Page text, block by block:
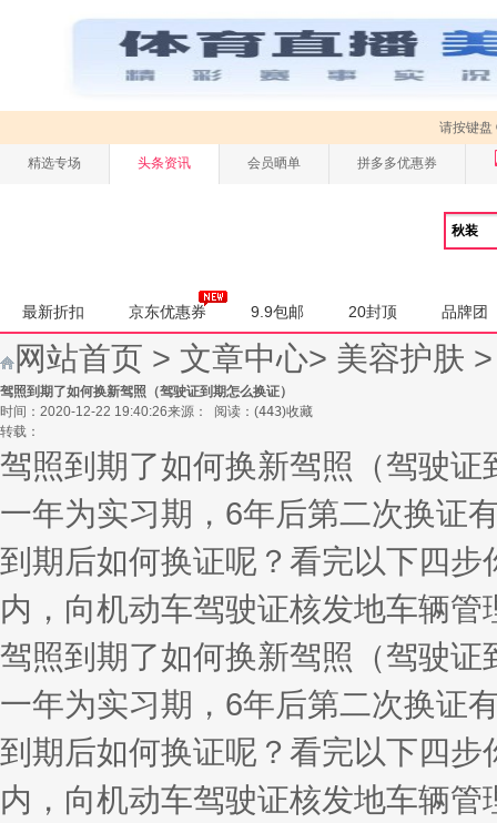
请按键盘
精选专场 头条资讯 会员晒单 拼多多优惠券
最新折扣 京东优惠券 9.9包邮 20封顶 品牌团
网站首页 > 文章中心> 美容护肤
驾照到期了如何换新驾照（驾驶证到期怎么换证）
时间：2020-12-22 19:40:26来源： 阅读： (443)收藏
转载：
驾照到期了如何换新驾照（驾驶
一年为实习期，6年后第二次换证
到期后如何换证呢？看完以下四
内，向机动车驾驶证核发地车辆管
驾照到期了如何换新驾照（驾驶
一年为实习期，6年后第二次换证
到期后如何换证呢？看完以下四
内，向机动车驾驶证核发地车辆管